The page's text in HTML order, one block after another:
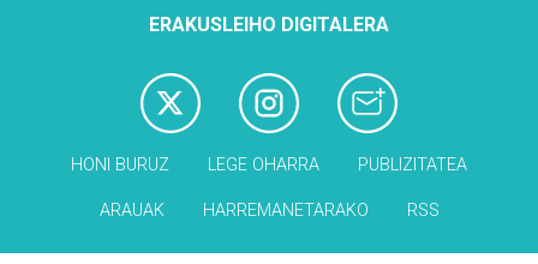
ERAKUSLEIHO DIGITALERA
HONI BURUZ LEGE OHARRA PUBLIZITATEA
ARAUAK HARREMANETARAKO RSS